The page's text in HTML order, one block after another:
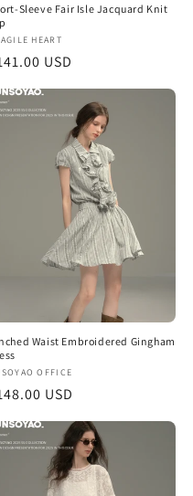
Sleeve Fair Isle Jacquard Knit
HEART
USD
Waist Embroidered Gingham
OFFICE
USD